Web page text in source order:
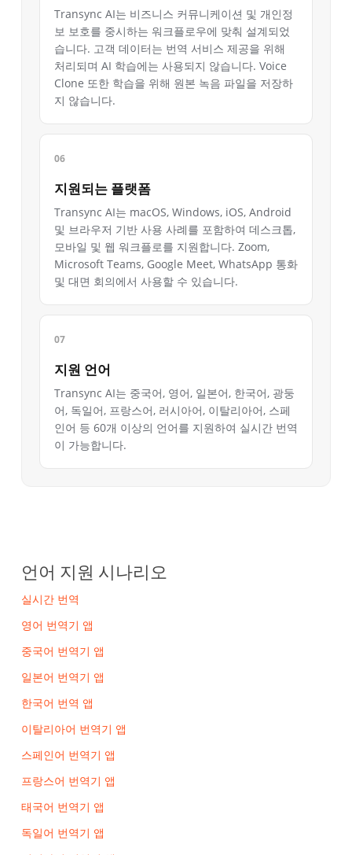
Transync AI는 비즈니스 커뮤니케이션 및 개인정
보 보호를 중시하는 워크플로우에 맞춰 설계되었
습니다. 고객 데이터는 번역 서비스 제공을 위해
처리되며 AI 학습에는 사용되지 않습니다. Voice
Clone 또한 학습을 위해 원본 녹음 파일을 저장하
지 않습니다.
지원되는 플랫폼
Transync AI는 macOS, Windows, iOS, Android
및 브라우저 기반 사용 사례를 포함하여 데스크톱,
모바일 및 웹 워크플로를 지원합니다. Zoom,
Microsoft Teams, Google Meet, WhatsApp 통화
및 대면 회의에서 사용할 수 있습니다.
지원 언어
Transync AI는 중국어, 영어, 일본어, 한국어, 광둥
어, 독일어, 프랑스어, 러시아어, 이탈리아어, 스페
인어 등 60개 이상의 언어를 지원하여 실시간 번역
이 가능합니다.
언어 지원 시나리오
실시간 번역
영어 번역기 앱
중국어 번역기 앱
일본어 번역기 앱
한국어 번역 앱
이탈리아어 번역기 앱
스페인어 번역기 앱
프랑스어 번역기 앱
태국어 번역기 앱
독일어 번역기 앱